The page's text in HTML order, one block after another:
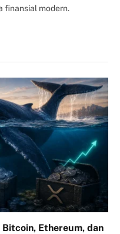
finansial modern.
Ethereum, dan